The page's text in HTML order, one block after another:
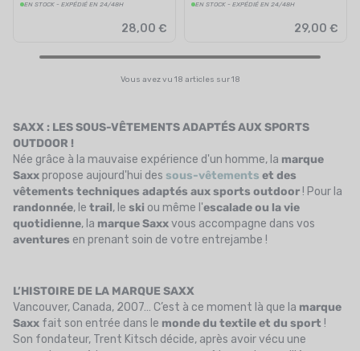
EN STOCK - EXPÉDIÉ EN 24/48H
28,00 €
EN STOCK - EXPÉDIÉ EN 24/48H
29,00 €
Vous avez vu 18 articles sur 18
SAXX : LES SOUS-VÊTEMENTS ADAPTÉS AUX SPORTS
OUTDOOR !
Née grâce à la mauvaise expérience d'un homme, la marque
Saxx propose aujourd'hui des sous-vêtements et des
vêtements techniques adaptés aux sports outdoor ! Pour la
randonnée, le trail, le ski ou même l'escalade ou la vie
quotidienne, la marque Saxxvous accompagne dans vos
aventures en prenant soin de votre entrejambe !
L’HISTOIRE DE LA MARQUE SAXX
Vancouver, Canada, 2007… C’est à ce moment là que la marque
Saxx fait son entrée dans le monde du textile et du sport !
Son fondateur, Trent Kitsch décide, après avoir vécu une